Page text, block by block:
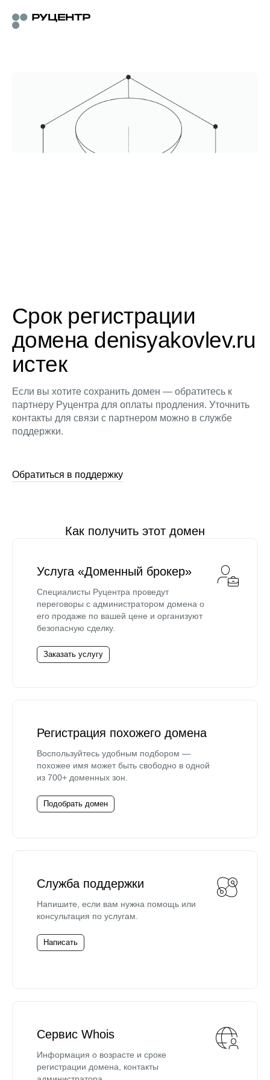
Срок регистрации
домена denisyakovlev.ru
истек
Если вы хотите сохранить домен — обратитесь к
партнеру Руцентра для оплаты продления. Уточнить
контакты для связи с партнером можно в службе
поддержки.
Обратиться в поддержку
Как получить этот домен
Услуга «Доменный брокер»
Специалисты Руцентра проведут
переговоры с администратором домена о
его продаже по вашей цене и организуют
безопасную сделку.
Заказать услугу
Регистрация похожего домена
Воспользуйтесь удобным подбором —
похожее имя может быть свободно в одной
из 700+ доменных зон.
Подобрать домен
Служба поддержки
Напишите, если вам нужна помощь или
консультация по услугам.
Написать
Сервис Whois
Информация о возрасте и сроке
регистрации домена, контакты